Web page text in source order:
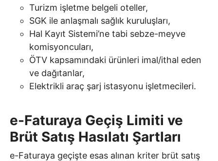
Turizm işletme belgeli oteller,
SGK ile anlaşmalı sağlık kuruluşları,
Hal Kayıt Sistemi’ne tabi sebze-meyve
komisyoncuları,
ÖTV kapsamındaki ürünleri imal/ithal eden
ve dağıtanlar,
Elektrikli araç şarj istasyonu işletmecileri.
e-Faturaya Geçiş Limiti ve
Brüt Satış Hasılatı Şartları
e-Faturaya geçişte esas alınan kriter brüt satış